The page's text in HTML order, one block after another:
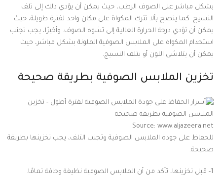
بشكل مباشر على الصوف الرطب، حيث يمكن أن يؤدي ذلك إلى تلف
النسيج. كما ينصح بألا تترك المكواة على مكان واحد لفترة طويلة، حيث
يمكن أن تؤدي درجة الحرارة العالية إلى تشوه الصوف. وأخيرًا، يجب تجنب
استخدام المكواة على الملابس الصوفية الملونة بشكل مباشر، حيث
يمكن أن يتلاشى اللون أو يتلف النسيج.
تخزين الملابس الصوفية بطريقة صحيحة
Source: www.aljazeera.net
للحفاظ على جودة الملابس الصوفية وتجنب التلف، يجب تخزينها بطريقة
صحيحة.
1- قبل تخزينها، تأكد من أن الملابس الصوفية نظيفة وجافة تمامًا.